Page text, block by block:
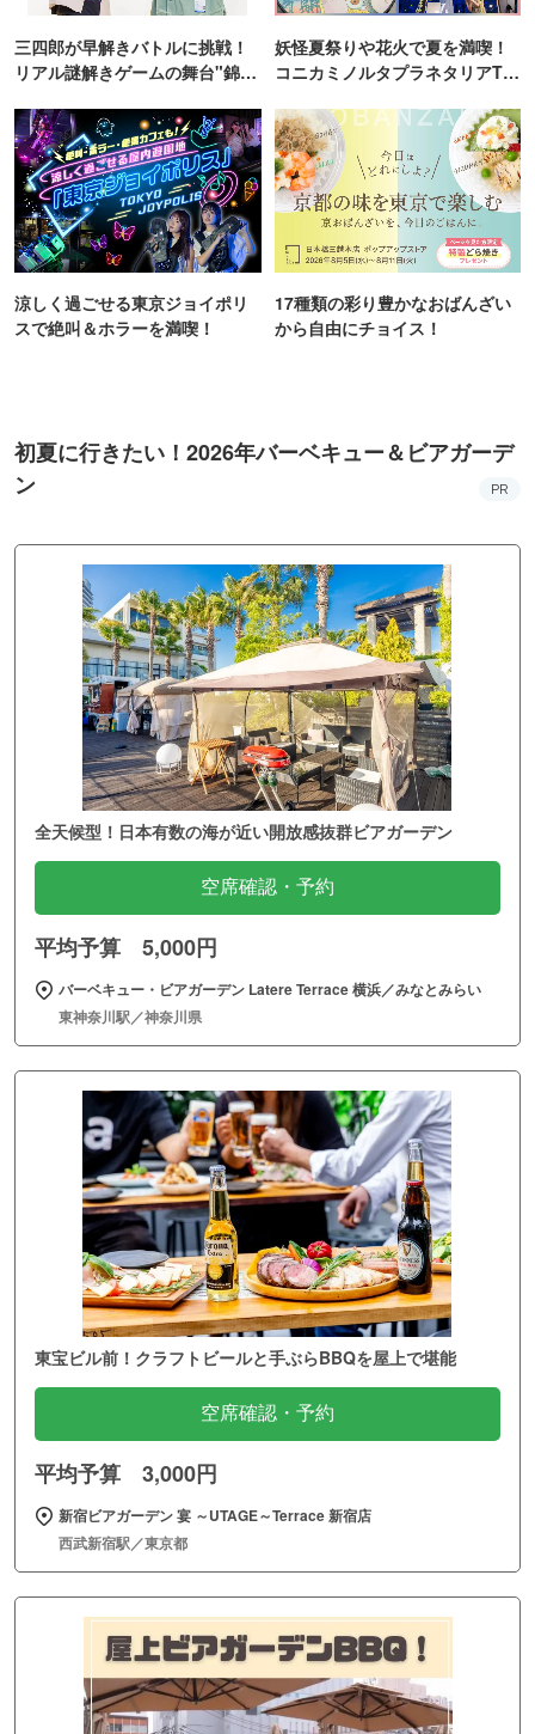
三四郎が早解きバトルに挑戦！
リアル謎解きゲームの舞台"錦糸
妖怪夏祭りや花火で夏を満喫！
コニカミノルタプラネタリアTO
涼しく過ごせる東京ジョイポリ
スで絶叫＆ホラーを満喫！
17種類の彩り豊かなおばんざい
から自由にチョイス！
初夏に行きたい！2026年バーベキュー＆ビアガーデ
ン
PR
全天候型！日本有数の海が近い開放感抜群ビアガーデン
空席確認・予約
平均予算 5,000円
バーベキュー・ビアガーデン Latere Terrace 横浜／みなとみらい
東神奈川駅／神奈川県
東宝ビル前！クラフトビールと手ぶらBBQを屋上で堪能
空席確認・予約
平均予算 3,000円
新宿ビアガーデン 宴 ～UTAGE～Terrace 新宿店
西武新宿駅／東京都